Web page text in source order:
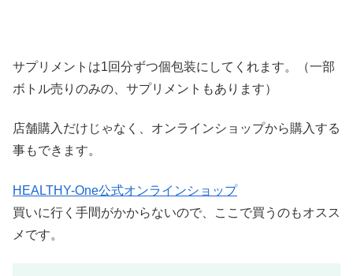
サプリメントは1回分ずつ個包装にしてくれます。（一部
ボトル売りのみの、サプリメントもあります）
店舗購入だけじゃなく、オンラインショップから購入する
事もできます。
HEALTHY-One公式オンラインショップ
買いに行く手間がかからないので、ここで買うのもオスス
メです。